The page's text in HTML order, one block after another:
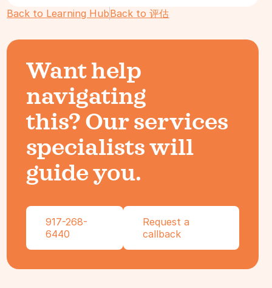
Back to Learning HubBack to 评估
Want help
navigating
this? Our services
specialists will
guide you.
917-268-
6440
Request a
callback